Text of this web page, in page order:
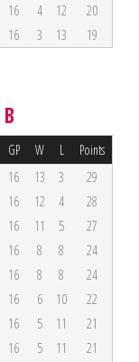
16 4 12
20
16 3 13 19
GP W L Points
16 13 3
29
16 12 4
28
16 11 5
27
16 8 8
24
16 8 8
24
16 6 10
22
16 5 11
21
16 5 11
21